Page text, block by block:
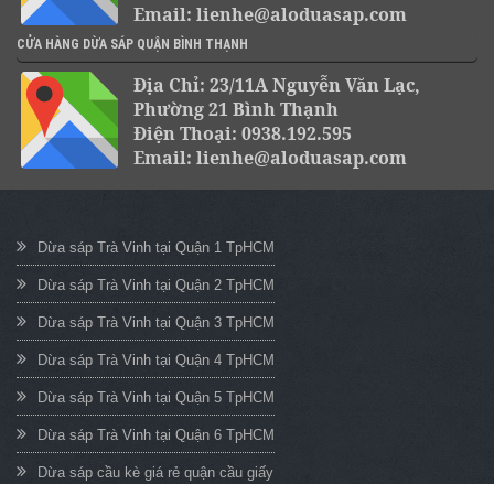
Email: lienhe@aloduasap.com
CỬA HÀNG DỪA SÁP QUẬN BÌNH THẠNH
Địa Chỉ: 23/11A Nguyễn Văn Lạc,
Phường 21 Bình Thạnh
Điện Thoại: 0938.192.595
Email: lienhe@aloduasap.com
Dừa sáp Trà Vinh tại Quận 1 TpHCM
Dừa sáp Trà Vinh tại Quận 2 TpHCM
Dừa sáp Trà Vinh tại Quận 3 TpHCM
Dừa sáp Trà Vinh tại Quận 4 TpHCM
Dừa sáp Trà Vinh tại Quận 5 TpHCM
Dừa sáp Trà Vinh tại Quận 6 TpHCM
Dừa sáp cầu kè giá rẻ quận cầu giấy